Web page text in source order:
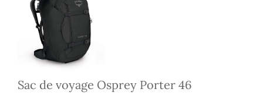
Sac de voyage Osprey Porter 46